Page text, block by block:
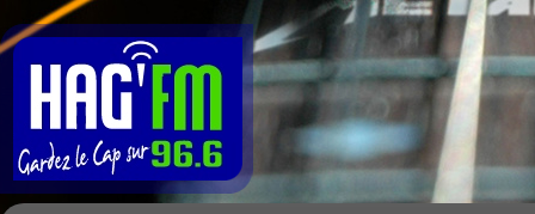
Panneau de gestion des cookies